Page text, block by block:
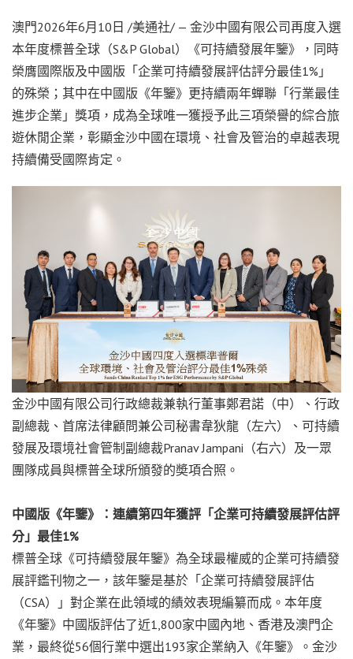
澳門2026年6月10日 /美通社/ — 金沙中國有限公司再度入選
本年度標普全球（S&P Global）《可持續發展年鑒》，同時
榮膺國際版及中國版「企業可持續發展評估評分最佳1%」
的殊榮；其中在中國版《年鑒》更持續兩年蟬聯「行業最佳
進步企業」獎項，成為全球唯一獲授予此三項榮譽的綜合旅
遊休閒企業，彰顯金沙中國在環境、社會及管治的卓越表現
持續備受國際肯定。
金沙中國有限公司行政總裁兼執行董事鄭君諾（中）、行政
副總裁、首席法律顧問兼公司秘書韋狄龍（左六）、可持續
發展及環境社會管制副總裁Pranav Jampani（右六）及一眾
團隊成員與標普全球所頒發的奬項合照。
中國版《年鑒》：連續第四年獲評「企業可持續發展評估評
分」最佳1%
標普全球《可持續發展年鑒》為全球最權威的企業可持續發
展評鑑刊物之一，該年鑒是基於「企業可持續發展評估
（CSA）」對企業在此領域的績效表現編纂而成。本年度
《年鑒》中國版評估了近1,800家中國內地、香港及澳門企
業，最終從56個行業中選出193家企業納入《年鑒》。金沙